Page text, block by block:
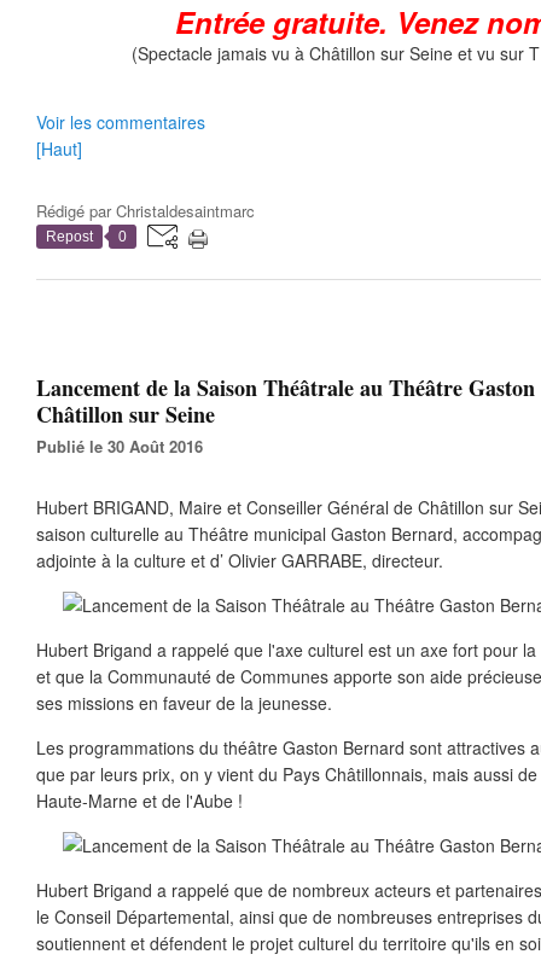
Entrée gratuite. Venez
(Spectacle jamais vu à Châtillon sur Seine et vu sur
Voir les commentaires
[Haut]
Rédigé parChristaldesaintmarc
Repost 0
Lancement de la Saison Théâtrale au Théâtre
Châtillon sur Seine
Publié le 30 Août 2016
Hubert BRIGAND, Maire et Conseiller Général de Châtillon sur
saison culturelle au Théâtre municipal Gaston Bernard,
adjointe à la culture et d’ Olivier GARRABE, directeur.
Hubert Brigand a rappelé que l'axe culturel est un axe fort pour
et que la Communauté de Communes apporte son aide
ses missions en faveur de la jeunesse.
Les programmations du théâtre Gaston Bernard sont attractives
que par leurs prix, on y vient du Pays Châtillonnais, mais aussi
Haute-Marne et de l'Aube !
Hubert Brigand a rappelé que de nombreux acteurs et
le Conseil Départemental, ainsi que de nombreuses entreprises
soutiennent et défendent le projet culturel du territoire qu'ils en